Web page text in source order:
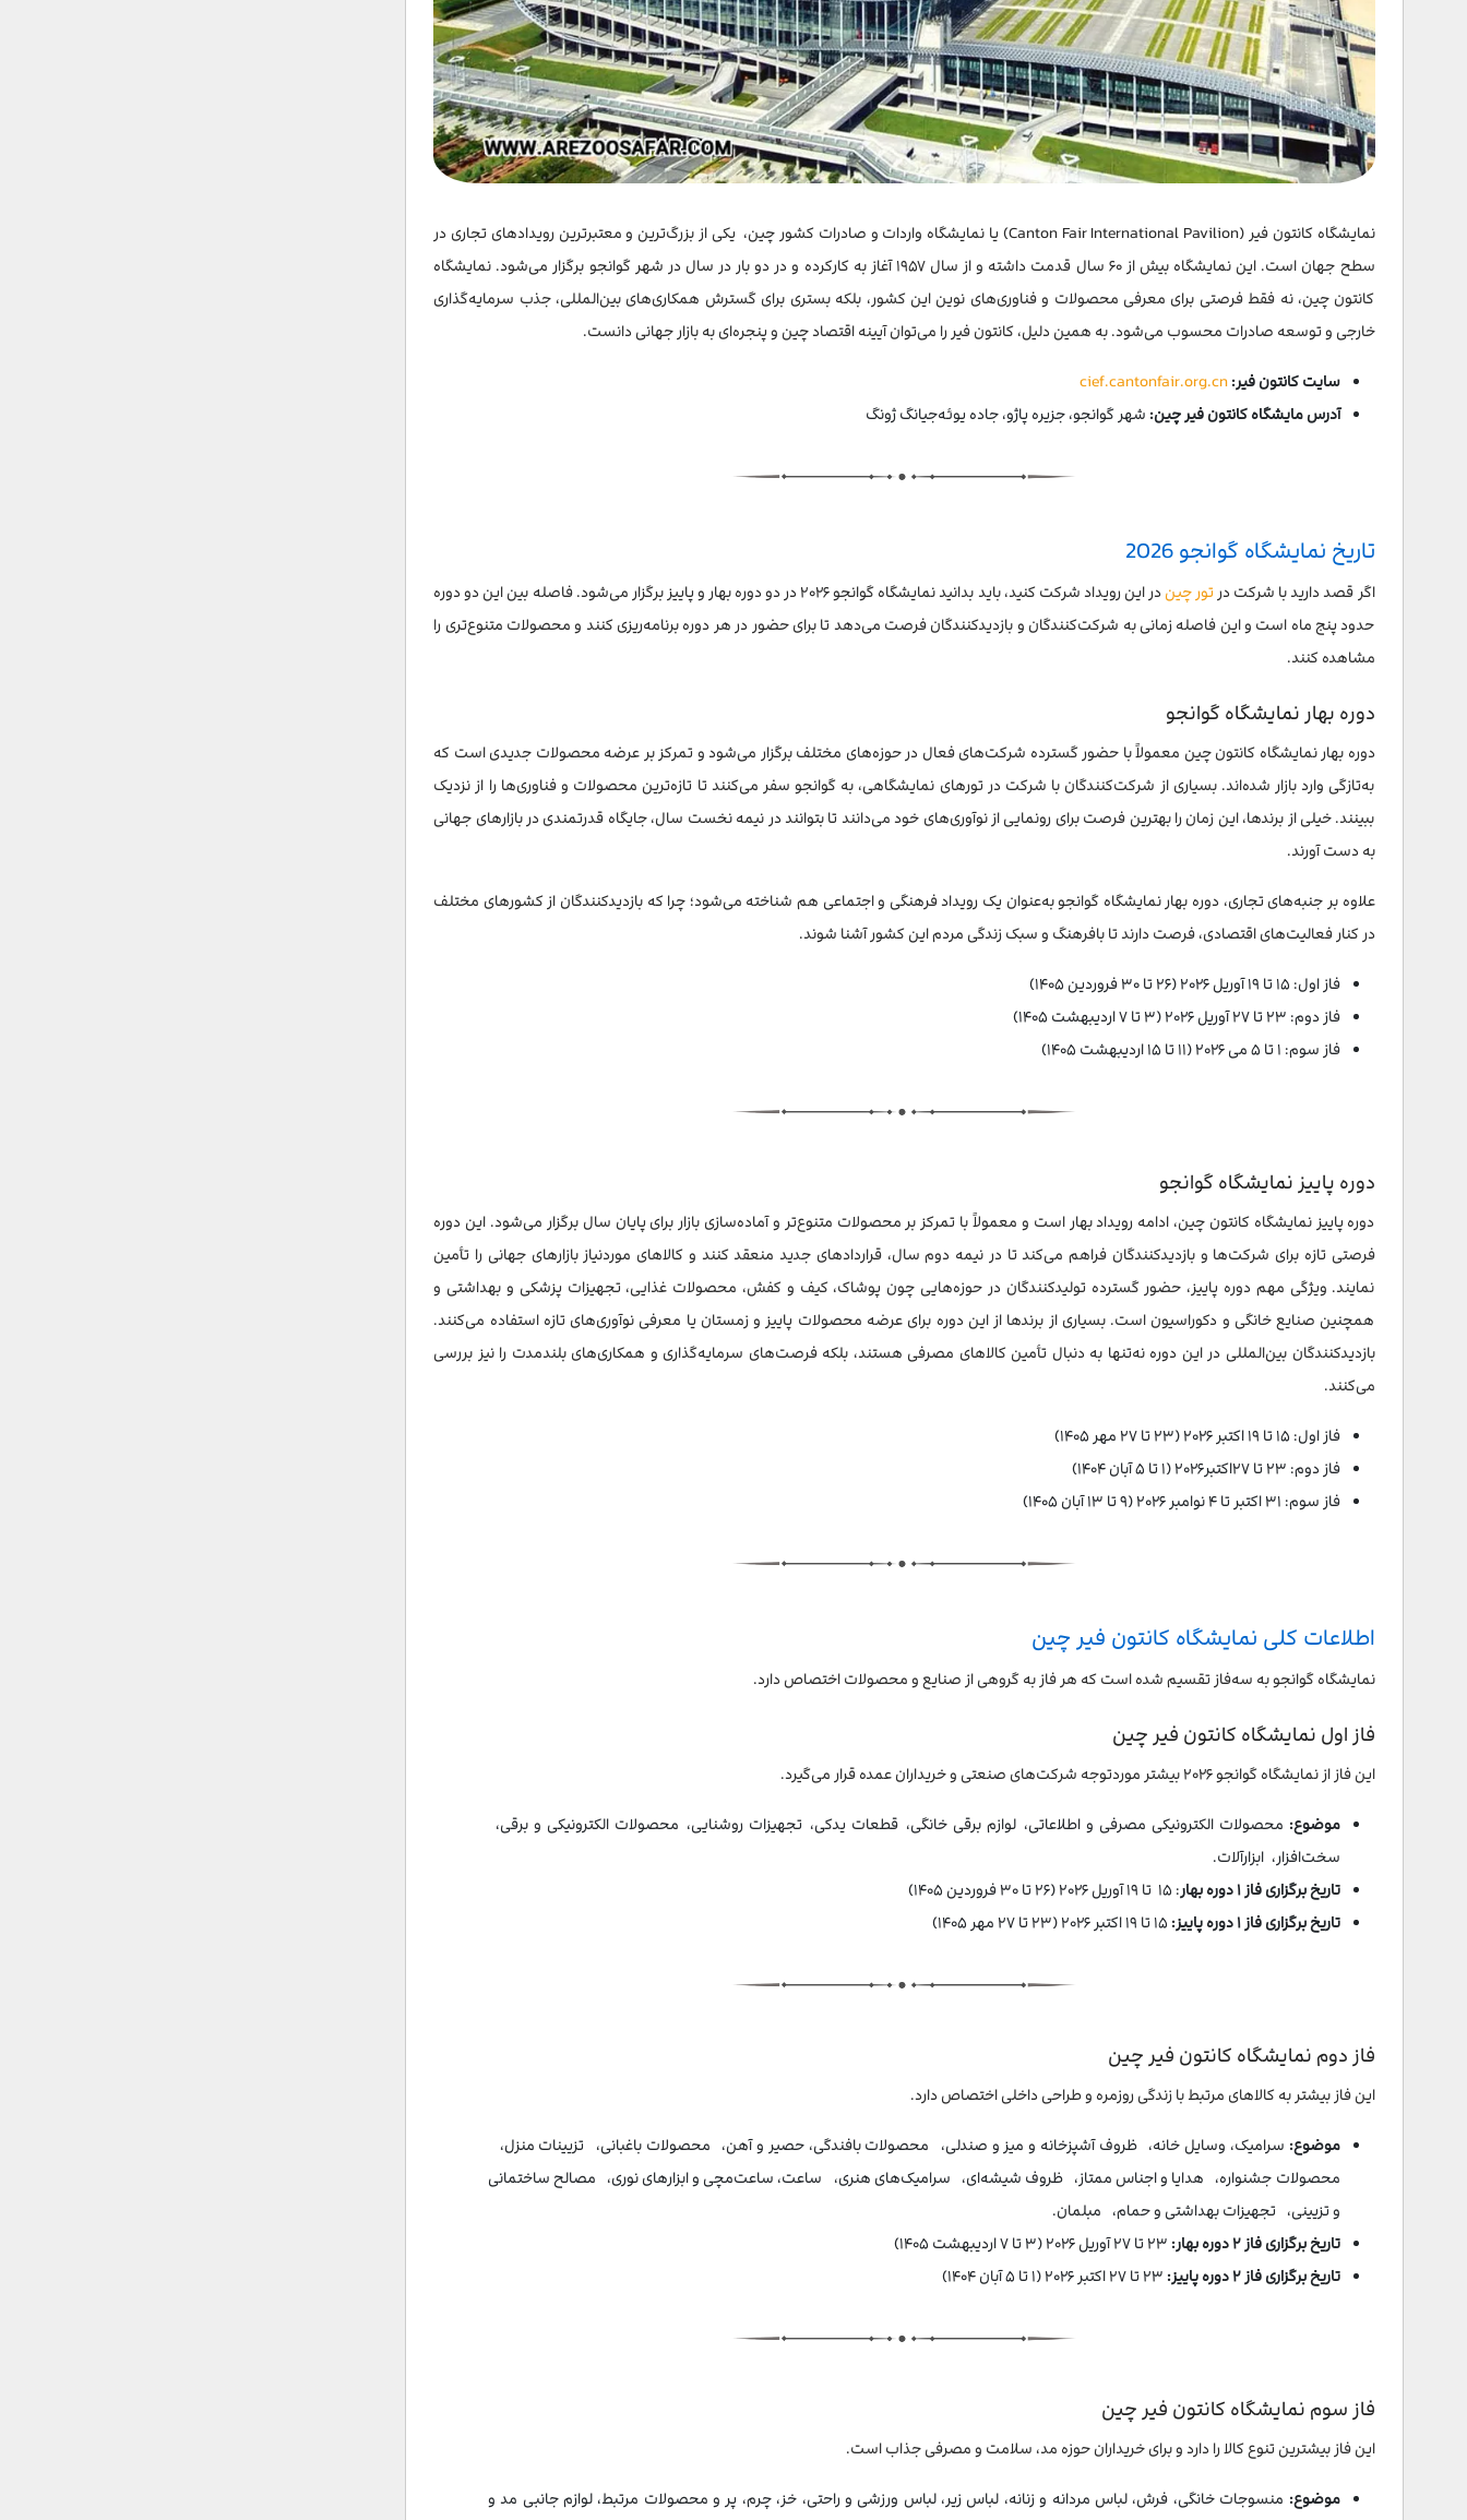
بازدید از نمایشگاه کانتون فیر چین با آرزوی سفر
سخن پایانی
سوالات متداول
نمایشگاه کانتون فیر (Canton Fair International Pavilion) یا نمایشگاه واردات و صادرات کشور چین، یکی از بزرگ‌ترین و معتبرترین رویدادهای تجاری در
سطح جهان است. این نمایشگاه بیش از ۶۰ سال قدمت داشته و از سال ۱۹۵۷ آغاز به کارکرده و در دو بار در سال در شهر گوانجو برگزار می‌شود. نمایشگاه
کانتون چین، نه فقط فرصتی برای معرفی محصولات و فناوری‌های نوین این کشور، بلکه بستری برای گسترش همکاری‌های بین‌المللی، جذب سرمایه‌گذاری
خارجی و توسعه صادرات محسوب می‌شود. به همین دلیل، کانتون فیر را می‌توان آیینه اقتصاد چین و پنجره‌ای به بازار جهانی دانست.
سایت کانتون فیر:cief.cantonfair.org.cn
آدرس مایشگاه کانتون فیر چین: شهر گوانجو، جزیره پاژو، جاده یوئه‌جیانگ ژونگ
تاریخ نمایشگاه گوانجو 2026
اگر قصد دارید با شرکت در تور چین
در این رویداد شرکت کنید، باید بدانید نمایشگاه گوانجو ۲۰۲۶ در دو دوره بهار و پاییز برگزار می‌شود. فاصله بین این دو دوره
حدود پنج ماه است و این فاصله زمانی به شرکت‌کنندگان و بازدیدکنندگان فرصت می‌دهد تا برای حضور در هر دوره برنامه‌ریزی کنند و محصولات متنوع‌تری را
مشاهده کنند.
دوره بهار نمایشگاه گوانجو
دوره بهار نمایشگاه کانتون چین معمولاً با حضور گسترده شرکت‌های فعال در حوزه‌های مختلف برگزار می‌شود و تمرکز بر عرضه محصولات جدیدی است که
به‌تازگی وارد بازار شده‌اند. بسیاری از شرکت‌کنندگان با شرکت در تورهای نمایشگاهی، به گوانجو سفر می‌کنند تا تازه‌ترین محصولات و فناوری‌ها را از نزدیک
ببینند. خیلی از برندها، این زمان را بهترین فرصت برای رونمایی از نوآوری‌های خود می‌دانند تا بتوانند در نیمه نخست سال، جایگاه قدرتمندی در بازارهای جهانی
به دست آورند.
علاوه بر جنبه‌های تجاری، دوره بهار نمایشگاه گوانجو به‌عنوان یک رویداد فرهنگی و اجتماعی هم شناخته می‌شود؛ چرا که بازدیدکنندگان از کشورهای مختلف
در کنار فعالیت‌های اقتصادی، فرصت دارند تا بافرهنگ و سبک زندگی مردم این کشور آشنا شوند.
فاز اول: ۱۵ تا ۱۹ آوریل ۲۰۲۶ (۲۶ تا ۳۰ فروردین ۱۴۰۵)
فاز دوم: ۲۳ تا ۲۷ آوریل ۲۰۲۶ (۳ تا ۷ اردیبهشت ۱۴۰۵)
فاز سوم: ۱ تا ۵ می ۲۰۲۶ (۱۱ تا ۱۵ اردیبهشت ۱۴۰۵)
دوره پاییز نمایشگاه گوانجو
دوره پاییز نمایشگاه کانتون چین، ادامه رویداد بهار است و معمولاً با تمرکز بر محصولات متنوع‌تر و آماده‌سازی بازار برای پایان سال برگزار می‌شود. این دوره
فرصتی تازه برای شرکت‌ها و بازدیدکنندگان فراهم می‌کند تا در نیمه دوم سال، قراردادهای جدید منعقد کنند و کالاهای موردنیاز بازارهای جهانی را تأمین
نمایند. ویژگی مهم دوره پاییز، حضور گسترده تولیدکنندگان در حوزه‌هایی چون پوشاک، کیف و کفش، محصولات غذایی، تجهیزات پزشکی و بهداشتی و
همچنین صنایع خانگی و دکوراسیون است. بسیاری از برندها از این دوره برای عرضه محصولات پاییز و زمستان یا معرفی نوآوری‌های تازه استفاده می‌کنند.
بازدیدکنندگان بین‌المللی در این دوره نه‌تنها به دنبال تأمین کالاهای مصرفی هستند، بلکه فرصت‌های سرمایه‌گذاری و همکاری‌های بلندمدت را نیز بررسی
می‌کنند.
فاز اول: ۱۵ تا ۱۹ اکتبر ۲۰۲۶ (۲۳ تا ۲۷ مهر ۱۴۰۵)
فاز دوم: ۲۳ تا ۲۷اکتبر۲۰۲۶ (۱ تا ۵ آبان ۱۴۰۴)
فاز سوم: ۳۱ اکتبر تا ۴ نوامبر ۲۰۲۶ (۹ تا ۱۳ آبان ۱۴۰۵)
اطلاعات کلی نمایشگاه کانتون فیر چین
نمایشگاه گوانجو به سه‌فاز تقسیم شده است که هر فاز به گروهی از صنایع و محصولات اختصاص دارد.
فاز اول نمایشگاه کانتون فیر چین
این فاز از نمایشگاه گوانجو ۲۰۲۶ بیشتر موردتوجه شرکت‌های صنعتی و خریداران عمده قرار می‌گیرد.
موضوع: محصولات الکترونیکی مصرفی و اطلاعاتی، لوازم برقی خانگی، قطعات یدکی، تجهیزات روشنایی، محصولات الکترونیکی و برقی،
سخت‌افزار، ابزارآلات.
تاریخ برگزاری فاز ۱ دوره بهار
: ۱۵ تا ۱۹ آوریل ۲۰۲۶ (۲۶ تا ۳۰ فروردین ۱۴۰۵)
تاریخ برگزاری فاز ۱ دوره پاییز:
فاز دوم نمایشگاه کانتون فیر چین
این فاز بیشتر به کالاهای مرتبط با زندگی روزمره و طراحی داخلی اختصاص دارد.
موضوع: سرامیک، وسایل خانه، ظروف آشپزخانه و میز و صندلی، محصولات بافندگی، حصیر و آهن، محصولات باغبانی، تزیینات منزل،
محصولات جشنواره، هدایا و اجناس ممتاز، ظروف شیشه‌ای، سرامیک‌های هنری، ساعت، ساعت‌مچی و ابزارهای نوری، مصالح ساختمانی
و تزیینی، تجهیزات بهداشتی و حمام، مبلمان.
تاریخ برگزاری فاز ۲ دوره بهار:
۲۳ تا ۲۷ آوریل ۲۰۲۶ (۳ تا ۷ اردیبهشت ۱۴۰۵)
تاریخ برگزاری فاز ۲ دوره پاییز:
۲۳ تا ۲۷ اکتبر ۲۰۲۶ (۱ تا ۵ آبان ۱۴۰۴)
فاز سوم نمایشگاه کانتون فیر چین
این فاز بیشترین تنوع کالا را دارد و برای خریداران حوزه مد، سلامت و مصرفی جذاب است.
موضوع: منسوجات خانگی، فرش، لباس مردانه و زنانه، لباس زیر، لباس ورزشی و راحتی، خز، چرم، پر و محصولات مرتبط، لوازم جانبی مد و